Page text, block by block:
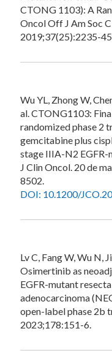
CTONG 1103): A
Oncol Off J Am Soc
2019;37(25):2235-
Wu YL, Zhong W,
al. CTONG1103:
randomized phase 2
gemcitabine plus
stage IIIA-N2 EGFR-
J Clin Oncol. 20 de
8502.
DOI: 10.1200/
Lv C, Fang W, Wu N,
Osimertinib as
EGFR-mutant
adenocarcinoma
open-label phase 2b
2023;178:151-6.